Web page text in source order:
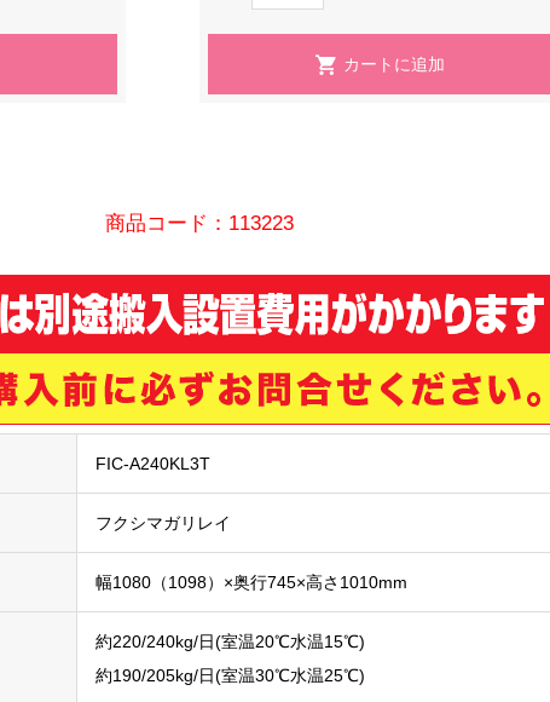
商品コード：113223
FIC-A240KL3T
フクシマガリレイ
幅1080（1098）×奥行745×高さ1010mm
約220/240kg/日(室温20℃水温15℃)
約190/205kg/日(室温30℃水温25℃)